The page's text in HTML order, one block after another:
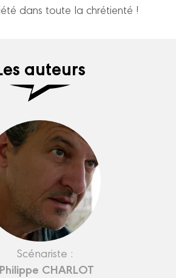
dans toute la chrétienté !
auteurs
Scénariste :
Philippe CHARLOT